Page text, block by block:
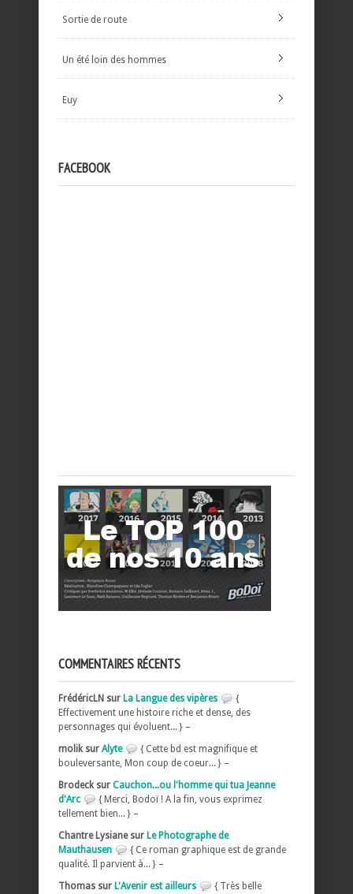
Sortie de route
Un été loin des hommes
Euy
FACEBOOK
COMMENTAIRES RÉCENTS
FrédéricLN sur La Langue des vipères
{
Effectivement une histoire riche et dense, des
personnages qui évoluent... } –
molik sur Alyte
{ Cette bd est magnifique et
bouleversante, Mon coup de coeur... } –
Brodeck sur Cauchon...ou l'homme qui tua Jeanne
d'Arc
{ Merci, Bodoï ! A la fin, vous exprimez
tellement bien... } –
Chantre Lysiane sur Le Photographe de
Mauthausen
{ Ce roman graphique est de grande
qualité. Il parvient à... } –
Thomas sur L'Avenir est ailleurs
{ Très belle